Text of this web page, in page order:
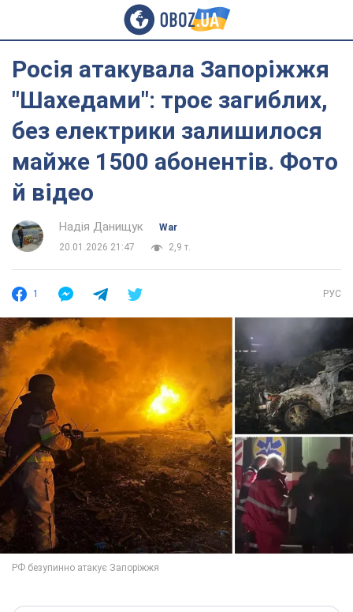
Росія атакувала Запоріжжя
"Шахедами": троє загиблих,
без електрики залишилося
майже 1500 абонентів. Фото
й відео
Надія Данищук
War
20.01.2026 21:47
2,9 т.
1 РУС